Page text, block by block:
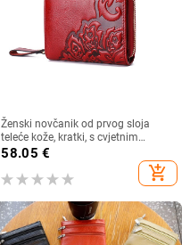
Ženski novčanik od prvog sloja
teleće kože, kratki, s cvjetnim
uzorkom, višestruki pretinci za
kartice, podstava od poliestera
58.05 €
add_shopping_cart